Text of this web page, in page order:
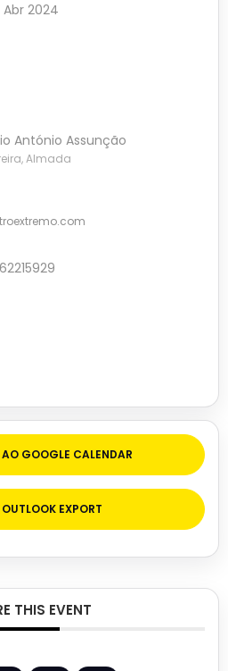
Abr 2024
António Assunção
Almada
GOOGLE CALENDAR
EXPORT
THIS EVENT